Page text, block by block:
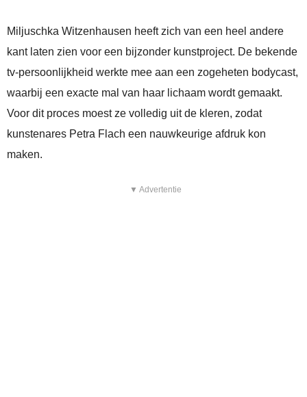
Miljuschka Witzenhausen heeft zich van een heel andere
kant laten zien voor een bijzonder kunstproject. De bekende
tv-persoonlijkheid werkte mee aan een zogeheten bodycast,
waarbij een exacte mal van haar lichaam wordt gemaakt.
Voor dit proces moest ze volledig uit de kleren, zodat
kunstenares Petra Flach een nauwkeurige afdruk kon
maken.
▼ Advertentie